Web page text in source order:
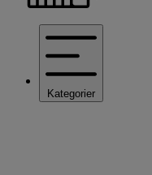
Kategorier